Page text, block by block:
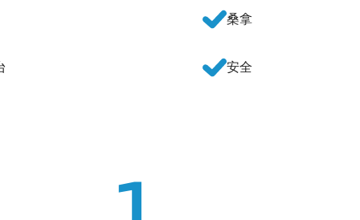
桑拿
安全
1